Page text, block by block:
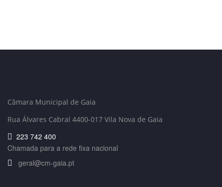
Câmara Municipal de Gaia
Rua Álvares Cabral 4400-017 Vila Nova de Gaia
223 742 400
Chamada para a rede fixa nacional
geral@cm-gaia.pt